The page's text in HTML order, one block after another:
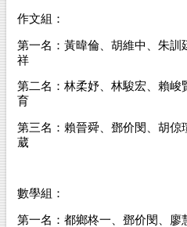
作文組：
第一名：黃暐倫、胡維中、朱訓
祥
第二名：林柔妤、林駿宏、賴峻
育
第三名：賴晉舜、鄧价閔、胡倞
葳
數學組：
第一名：都鄉柊一、鄧价閔、廖